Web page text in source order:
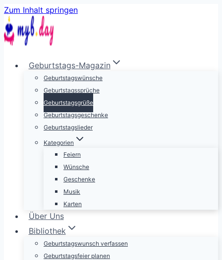
Zum Inhalt springen
Geburtstags-Magazin
Geburtstagswünsche
Geburtstagssprüche
Geburtstagsgrüße
Geburtstagsgeschenke
Geburtstagslieder
Kategorien
Feiern
Wünsche
Geschenke
Musik
Karten
Über Uns
Bibliothek
Geburtstagswunsch verfassen
Geburtstagsfeier planen